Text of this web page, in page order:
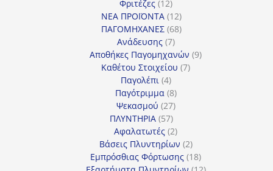
προϊόντα
Φριτέζες 1212
προϊόντα
ΝΕΑ ΠΡΟΪΟΝΤΑ 1212
προϊόντα
ΠΑΓΟΜΗΧΑΝΕΣ 6868
Ανάδευσης 77
προϊόντα
Αποθήκες Παγομηχανών 99
Καθέτου Στοιχείου 77
Παγολέπι 44
προϊόντα
Παγότριμμα 88
προϊόντα
Ψεκασμού 2727
προϊόντα
ΠΛΥΝΤΗΡΙΑ 5757
προϊόντα
Αφαλατωτές 22
προϊόντα
Βάσεις Πλυντηρίων 22
προϊόντα
Εμπρόσθιας Φόρτωσης 1818
προϊόντα
12